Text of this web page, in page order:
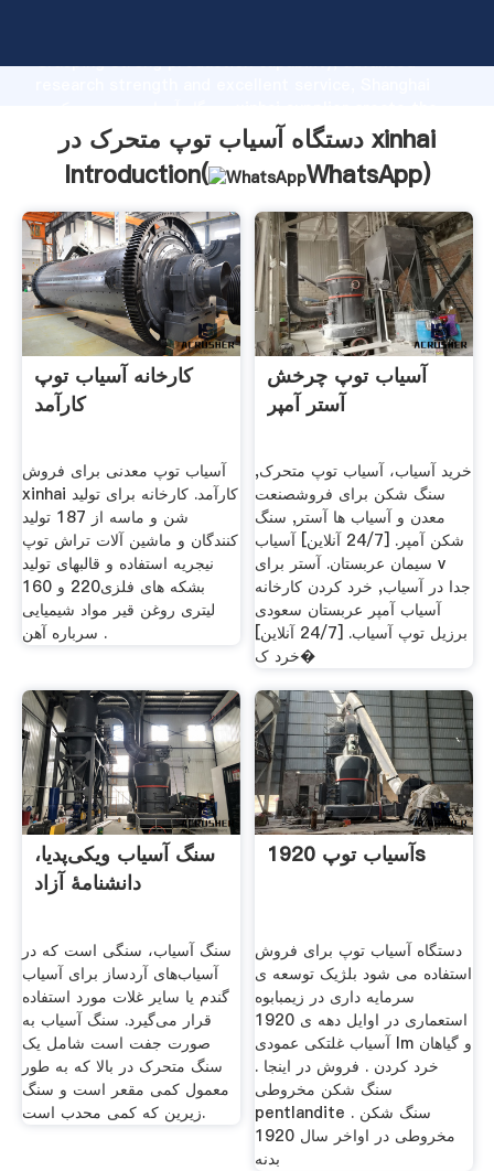
Grasping strong production capability, advanced
value and bring values to all of customers.
دستگاه آسیاب توپ متحرک در xinhai
Introduction(
WhatsApp)
کارخانه آسیاب توپ
کارآمد
آسیاب توپ معدنی برای فروش
xinhai کارآمد. کارخانه برای تولید
شن و ماسه از 187 تولید
کنندگان و ماشین آلات تراش توپ
نیجریه استفاده و قالبهای تولید
بشکه های فلزی220 و 160
لیتری روغن قیر مواد شیمیایی
سرباره آهن .
آسیاب توپ چرخش
آستر آمپر
خرید آسیاب، آسیاب توپ متحرک,
سنگ شکن برای فروشصنعت
معدن و آسیاب ها آستر, سنگ
شکن آمپر. [24/7 آنلاین] آسیاب
سیمان عربستان. آستر برای v
جدا در آسیاب, خرد کردن کارخانه
آسیاب آمپر عربستان سعودی
برزیل توپ آسیاب. [24/7 آنلاین]
خرد ک�
سنگ آسیاب ویکی‌پدیا،
دانشنامهٔ آزاد
سنگ آسیاب، سنگی است که در
آسیاب‌های آردساز برای آسیاب
گندم یا سایر غلات مورد استفاده
قرار می‌گیرد. سنگ آسیاب به
صورت جفت است شامل یک
سنگ متحرک در بالا که به طور
معمول کمی مقعر است و سنگ
زیرین که کمی محدب است.
آسیاب توپ 1920s
دستگاه آسیاب توپ برای فروش
استفاده می شود بلژیک توسعه ی
سرمایه داری در زیمبابوه
استعماری در اوایل دهه ی 1920
آسیاب غلتکی عمودی lm و گیاهان
خرد کردن . فروش در اینجا .
سنگ شکن مخروطی
pentlandite . سنگ شکن
مخروطی در اواخر سال 1920
بدنه